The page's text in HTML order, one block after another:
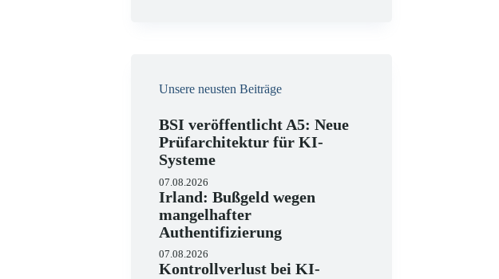
Unsere neusten Beiträge
BSI veröffentlicht A5: Neue
Prüfarchitektur für KI-
Systeme
07.08.2026
Irland: Bußgeld wegen
mangelhafter
Authentifizierung
07.08.2026
Kontrollverlust bei KI-